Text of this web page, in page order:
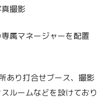
撮影
属マネージャーを配置
あり打合せブース、撮影
ルームなどを設けており